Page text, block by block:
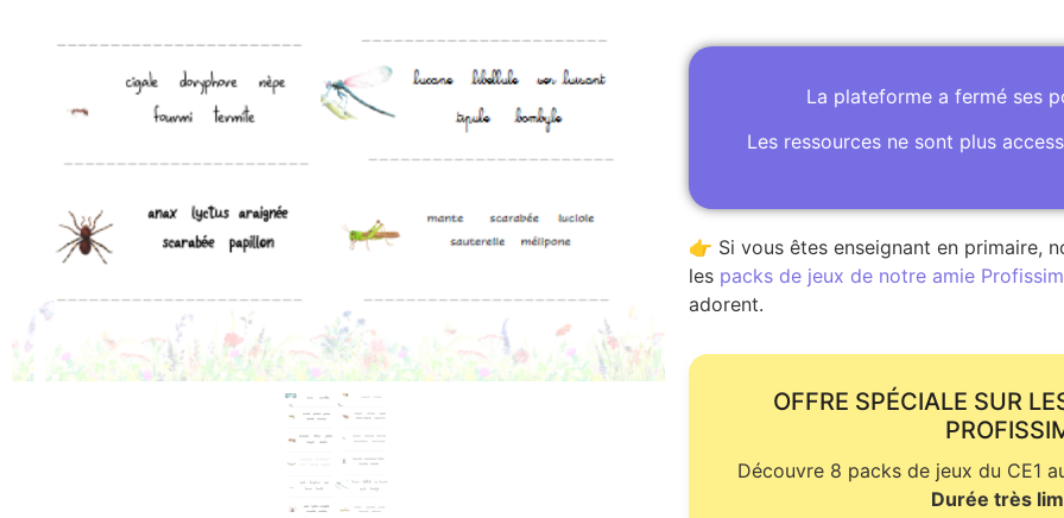
La plateforme a fermé ses
Les ressources ne sont plus
👉 Si vous êtes enseignant en primaire,
les packs de jeux de notre amie
adorent.
OFFRE SPÉCIALE SUR
Découvre 8 packs de jeux du CE1
Durée très